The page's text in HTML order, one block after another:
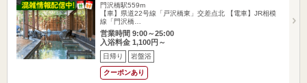
門沢橋駅559m
【車】県道22号線「戸沢橋東」交差点北 【電車】JR相模
線「門沢橋…
営業時間 9:00～25:00
入浴料金 1,100円～
日帰り 岩盤浴
クーポンあり